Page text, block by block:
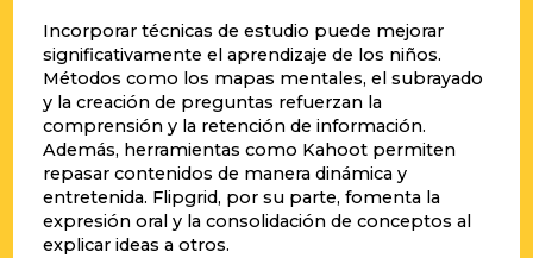
Incorporar técnicas de estudio puede mejorar
significativamente el aprendizaje de los niños.
Métodos como los mapas mentales, el subrayado
y la creación de preguntas refuerzan la
comprensión y la retención de información.
Además, herramientas como Kahoot permiten
repasar contenidos de manera dinámica y
entretenida. Flipgrid, por su parte, fomenta la
expresión oral y la consolidación de conceptos al
explicar ideas a otros.